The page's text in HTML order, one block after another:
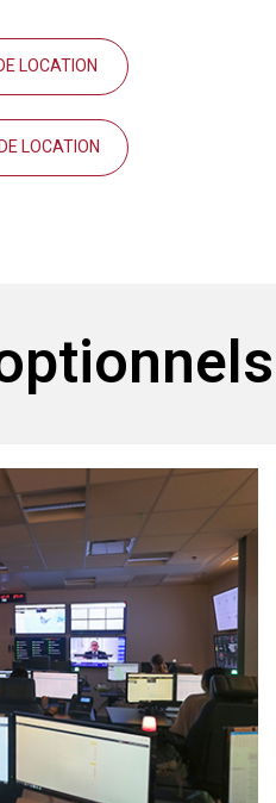
LOCATION
LOCATION